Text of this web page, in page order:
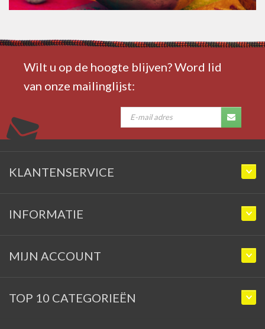
Wilt u op de hoogte blijven? Word lid
van onze mailinglijst:
KLANTENSERVICE
INFORMATIE
MIJN ACCOUNT
TOP 10 CATEGORIEËN